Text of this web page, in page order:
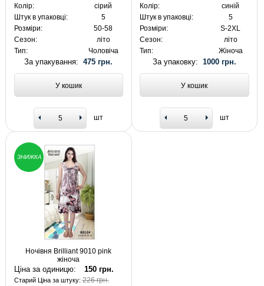
Колір:
сірий
Штук в упаковці:
5
Розміри:
50-58
Сезон:
літо
Тип:
Чоловіча
За упакування:475 грн.
У кошик
шт
Колір:
синій
Штук в упаковці:
5
Розміри:
S-2XL
Сезон:
літо
Тип:
Жіноча
За упаковку: 1000 грн.
У кошик
шт
ЗНИЖКА
Ночівня Brilliant 9010 pink
жіноча
Ціна за одиницю: 150 грн.
Старий Ціна за штуку:226 грн.